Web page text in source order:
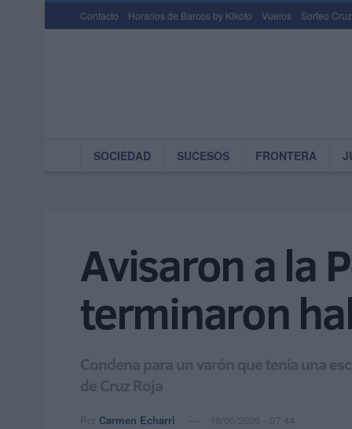
Contacto Horarios de Barcos by Kikoto Vuelos Sorteo
SOCIEDAD SUCESOS FRONTERA
Avisaron a la
terminaron
Condena para un varón que tenía una
de Cruz Roja
Por Carmen Echarri 16/05/2026 - 07:44